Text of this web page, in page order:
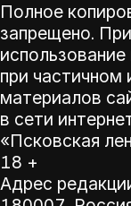
Полное
запрещено.
при частичном
материалов
в сети
«Псковская
18 +
Адрес